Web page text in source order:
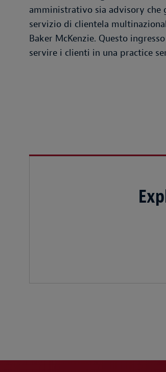
amministrativo sia advisory che
servizio di clientela
Baker McKenzie. Questo
servire i clienti in una practice